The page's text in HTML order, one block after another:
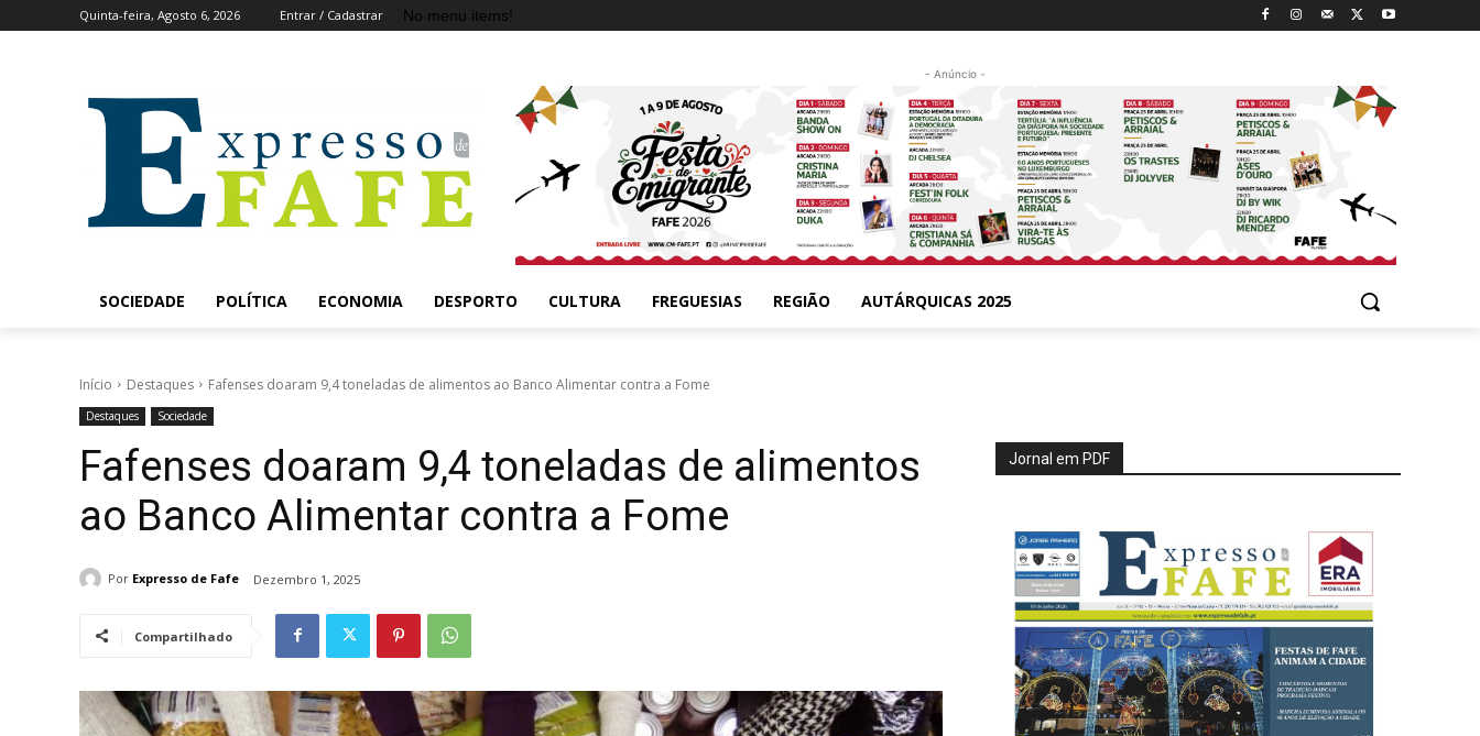
Quinta-feira, Agosto 6, 2026 Entrar / Cadastrar No menu items!
- Anúncio -
SOCIEDADE POLÍTICA ECONOMIA DESPORTO CULTURA FREGUESIAS REGIÃO AUTÁRQUICAS 2025
Início Destaques Fafenses doaram 9,4 toneladas de alimentos ao Banco Alimentar contra a Fome
Destaques Sociedade
Fafenses doaram 9,4 toneladas de alimentos
ao Banco Alimentar contra a Fome
Por Expresso de Fafe Dezembro 1, 2025
Compartilhado
Jornal em PDF